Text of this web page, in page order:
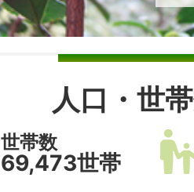
人口・世
世帯数
69,473世帯